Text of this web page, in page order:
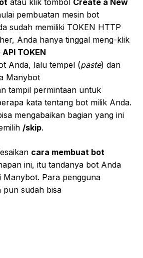
pembuatan mesin bot
sudah memiliki TOKEN HTTP
Anda hanya tinggal meng-klik
TOKEN
Anda, lalu tempel (paste) dan
Manybot
tampil permintaan untuk
kata tentang bot milik Anda.
mengabaikan bagian yang ini
/skip.
cara membuat bot
ini, itu tandanya bot Anda
Manybot. Para pengguna
pun sudah bisa